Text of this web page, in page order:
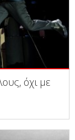
όχι με